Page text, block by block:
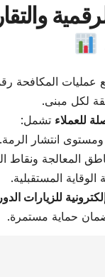
عمليات المكافحة
لكل مبنى.
للعملاء تشمل:
انتشار الرمة.
المعالجة ونقاط
المستقبلية.
للزيارات
حماية مستمرة.